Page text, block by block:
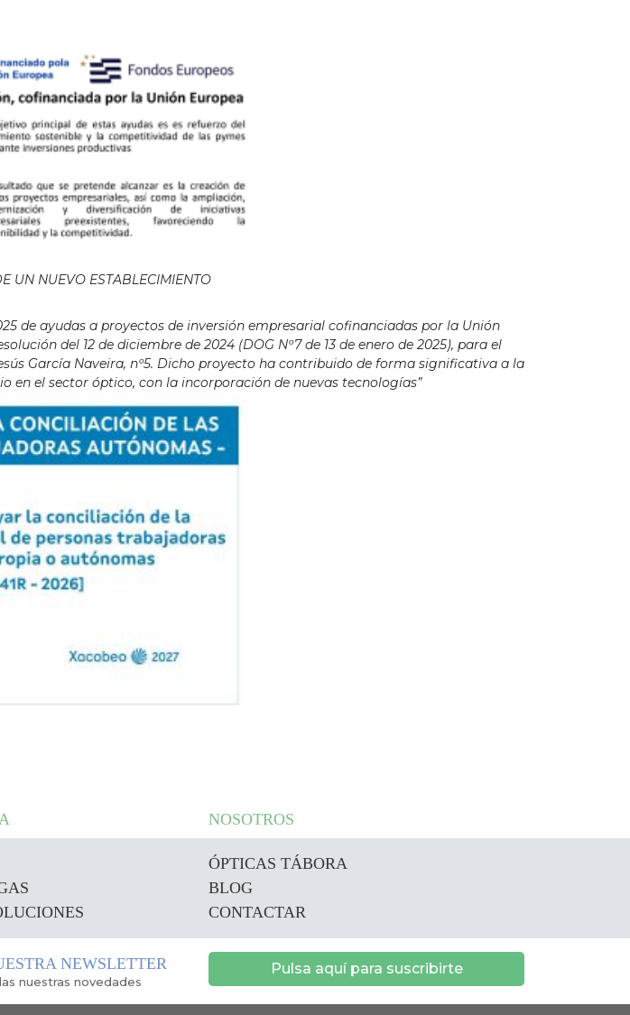
UN NUEVO ESTABLECIMIENTO
de ayudas a proyectos de inversión empresarial cofinanciadas por la Unión
del 12 de diciembre de 2024 (DOG Nº7 de 13 de enero de 2025), para el
García Naveira, nº5. Dicho proyecto ha contribuido de forma significativa a la
el sector óptico, con la incorporación de nuevas tecnologías”
NOSOTROS
ÓPTICAS TÁBORA
BLOG
CONTACTAR
NEWSLETTER
nuestras novedades
Pulsa aquí para suscribirte